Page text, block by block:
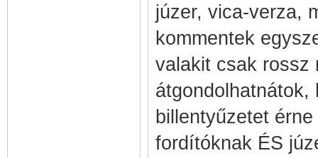
júzer, vica-verza,
kommentek
valakit csak rossz
átgondolhatnátok,
billentyűzetet
fordítóknak ÉS